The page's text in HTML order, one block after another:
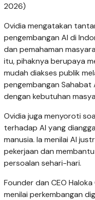
2026)
Ovidia mengatakan
pengembangan AI di
dan pemahaman
itu, pihaknya berupaya
mudah diakses publik
pengembangan Sahabat
dengan kebutuhan
Ovidia juga menyoroti
terhadap AI yang
manusia. Ia menilai AI
pekerjaan dan
persoalan sehari-hari.
Founder dan CEO
menilai perkembangan